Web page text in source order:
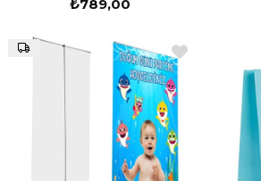
₺789,00